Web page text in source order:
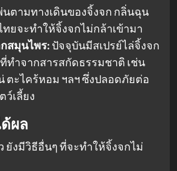
นตามทางเดินของจิ้งจก กลิ่นฉุน
ทยจะทำให้จิ้งจกไม่กล้าเข้ามา
สมุนไพร: ปัจจุบันมีสเปรย์ไล่จิ้งจก
ทำจากสารสกัดธรรมชาติ เช่น
ตะไคร้หอม ฯลฯ ซึ่งปลอดภัยต่อ
ว์เลี้ยง
ผล
ยังมีวิธีอื่นๆ ที่จะทำให้จิ้งจกไม่